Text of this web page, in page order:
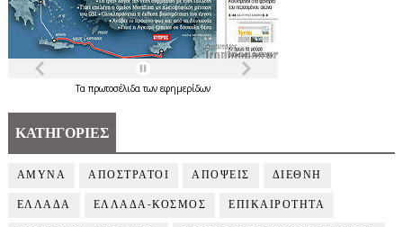
Τα πρωτοσέλιδατων εφημερίδων
ΚΑΤΗΓΟΡΙΕΣ
ΑΜΥΝΑ ΑΠΟΣΤΡΑΤΟΙ ΑΠΟΨΕΙΣ ΔΙΕΘΝΗ
ΕΛΛΑΔΑ ΕΛΛΑΔΑ-ΚΟΣΜΟΣ ΕΠΙΚΑΙΡΟΤΗΤΑ